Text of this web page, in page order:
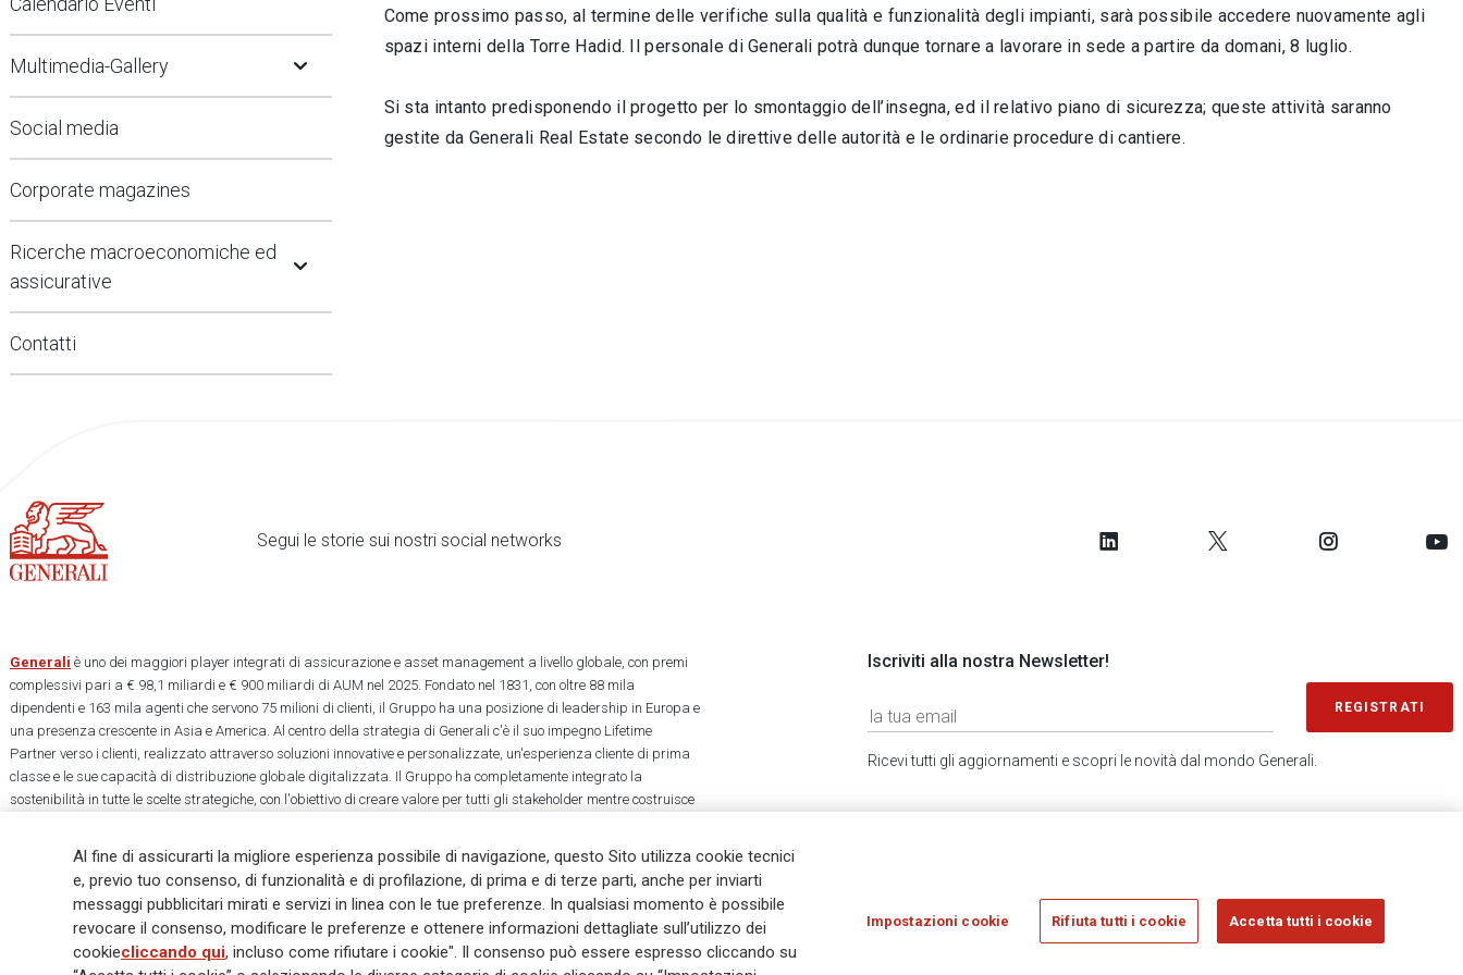
Multimedia-Gallery Open Submenu
Social media
Corporate magazines
Ricerche macroeconomiche ed
assicurative
Contatti
Come prossimo passo, al termine delle verifiche sulla qualità e funzionalità degli impianti, sarà possibile accedere nuovamente agli
spazi interni della Torre Hadid. Il personale di Generali potrà dunque tornare a lavorare in sede a partire da domani, 8 luglio.
Si sta intanto predisponendo il progetto per lo smontaggio dell’insegna, ed il relativo piano di sicurezza; queste attività saranno
gestite da Generali Real Estate secondo le direttive delle autorità e le ordinarie procedure di cantiere.
Segui le storie sui nostri social networks
Iscriviti alla nostra Newsletter!
REGISTRATI
Ricevi tutti gli aggiornamenti e scopri le novità dal mondo Generali.
Generali è uno dei maggiori player integrati di assicurazione e asset management a livello globale, con premi
complessivi pari a € 98,1 miliardi e € 900 miliardi di AUM nel 2025. Fondato nel 1831, con oltre 88 mila
dipendenti e 163 mila agenti che servono 75 milioni di clienti, il Gruppo ha una posizione di leadership in Europa e
una presenza crescente in Asia e America. Al centro della strategia di Generali c'è il suo impegno Lifetime
Partner verso i clienti, realizzato attraverso soluzioni innovative e personalizzate, un'esperienza cliente di prima
classe e le sue capacità di distribuzione globale digitalizzata. Il Gruppo ha completamente integrato la
sostenibilità in tutte le scelte strategiche, con l'obiettivo di creare valore per tutti gli stakeholder mentre costruisce
Cookie Policy Privacy & GDPR FATCA EMIR exemption Olocausto Accessibilità
Whistleblowing
Al fine di assicurarti la migliore esperienza possibile di navigazione, questo Sito utilizza cookie tecnici
e, previo tuo consenso, di funzionalità e di profilazione, di prima e di terze parti, anche per inviarti
messaggi pubblicitari mirati e servizi in linea con le tue preferenze. In qualsiasi momento è possibile
revocare il consenso, modificare le preferenze e ottenere informazioni dettagliate sull’utilizzo dei
cookiecliccando qui, incluso come rifiutare i cookie". Il consenso può essere espresso cliccando su
Impostazioni cookie Rifiuta tutti i cookie Accetta tutti i cookie